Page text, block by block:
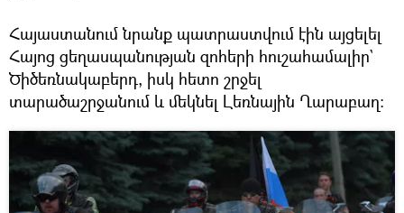
Հայաստանում նրանք պատրաստվում էին այցելել
Հայոց ցեղասպանության զոհերի հուշահամալիր`
Ծիծեռնակաբերդ, իսկ հետո շրջել
տարածաշրջանում և մեկնել Լեռնային Ղարաբաղ։